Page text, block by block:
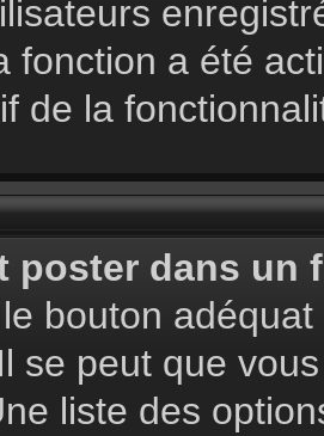
fonction a été
de la
poster dans un
bouton
se peut que
liste des